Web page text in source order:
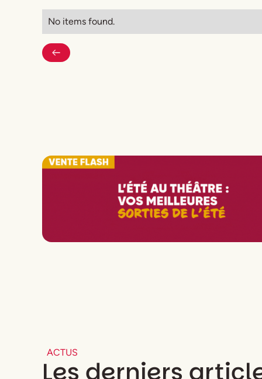
No items found.
ACTUS
Les derniers